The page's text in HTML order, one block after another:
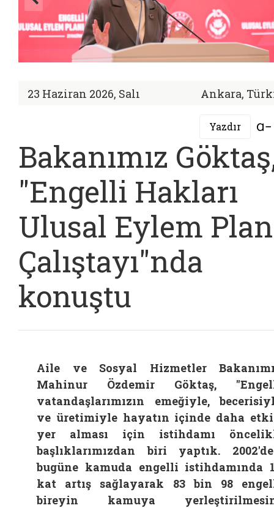
23 Haziran 2026, Salı Ankara,
Yazdır
Bakanımız
"Engelli Hakları
Ulusal Eylem
Çalıştayı"nda
konuştu
Aile ve Sosyal Hizmetler
Mahinur Özdemir Göktaş,
vatandaşlarımızın emeğiyle,
ve üretimiyle hayatın içinde daha
yer alması için istihdamı
başlıklarımızdan biri yaptık.
bugüne kamuda engelli istihdamında
kat artış sağlayarak 83 bin 98
bireyin kamuya